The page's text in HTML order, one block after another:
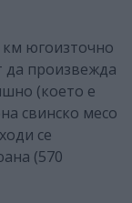
км югоизточно
да произвежда
(което е
свинско месо
се
(570